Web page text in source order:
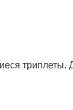
триплеты.